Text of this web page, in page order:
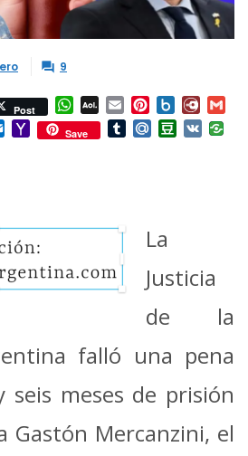
 9
Post WhatsApp
AOL
Mail
Email Pinterest
Box.net
Outlook.com
YahooSave TumblrMail.RuDouban
VK
La
Justicia
de la
falló una pena
seis meses de prisión
Gastón Mercanzini, el